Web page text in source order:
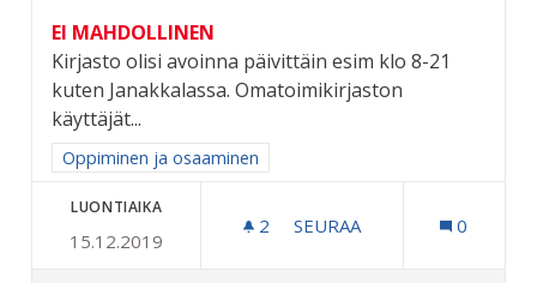
EI MAHDOLLINEN
Kirjasto olisi avoinna päivittäin esim klo 8-21
kuten Janakkalassa. Omatoimikirjaston
käyttäjät...
Rajaa tulokset aihepiirin mukaan: Oppiminen ja osaaminen
Oppiminen ja osaaminen
LUONTIAIKA
15.12.2019
2 2 SEURAAJAA
SEURAA 0